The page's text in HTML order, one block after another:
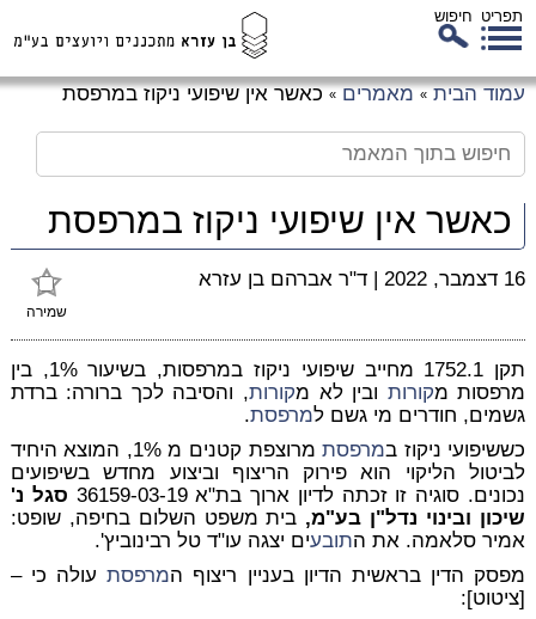
תפריט חיפוש
עמוד הבית » מאמרים » כאשר אין שיפועי ניקוז במרפסת
כאשר אין שיפועי ניקוז במרפסת
שמירה
16 דצמבר, 2022 | ד"ר אברהם בן עזרא
תקן 1752.1 מחייב שיפועי ניקוז במרפסות, בשיעור 1%, בין
מרפסות מקורות ובין לא מקורות, והסיבה לכך ברורה: ברדת
גשמים, חודרים מי גשם למרפסת.
כששיפועי ניקוז במרפסת
מרוצפת קטנים מ 1%, המוצא היחיד
לביטול הליקוי הוא פירוק הריצוף וביצוע מחדש בשיפועים
נכונים. סוגיה זו זכתה לדיון ארוך בת"א 36159-03-19
סגל נ'
שיכון ובינוי נדל"ן בע"מ, בית משפט השלום בחיפה, שופט:
אמיר סלאמה. את התובעים יצגה עו"ד טל רבינוביץ'.
מפסק הדין בראשית הדיון בעניין ריצוף המרפסתעולה כי –
[ציטוט]: